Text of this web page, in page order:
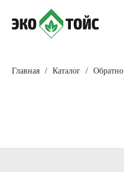
Главная Каталог Обратно